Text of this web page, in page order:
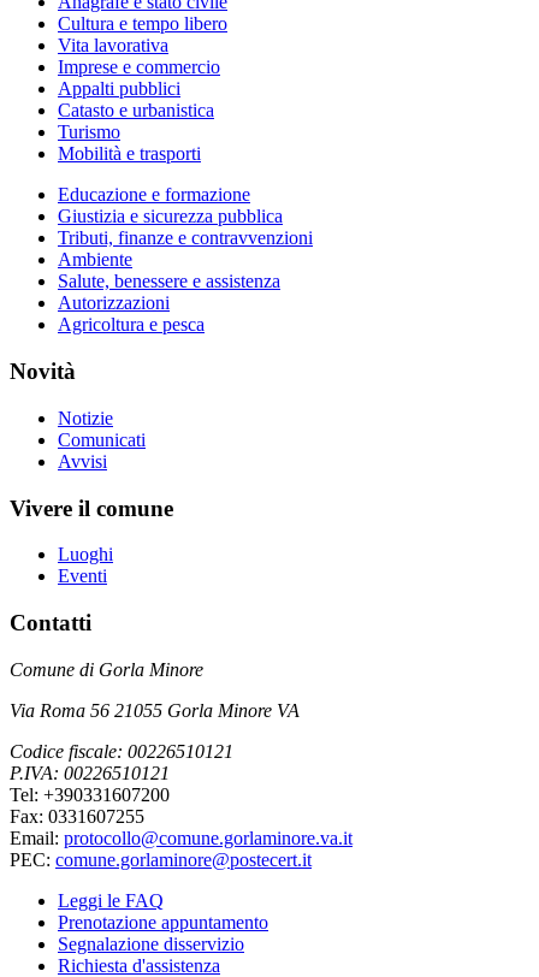
Cultura e tempo libero
Vita lavorativa
Imprese e commercio
Appalti pubblici
Catasto e urbanistica
Turismo
Mobilità e trasporti
Educazione e formazione
Giustizia e sicurezza pubblica
Tributi, finanze e contravvenzioni
Ambiente
Salute, benessere e assistenza
Autorizzazioni
Agricoltura e pesca
Novità
Notizie
Comunicati
Avvisi
Vivere il comune
Luoghi
Eventi
Contatti
Comune di Gorla Minore
Via Roma 56 21055 Gorla Minore VA
Codice fiscale: 00226510121
P.IVA: 00226510121
Tel: +390331607200
Fax: 0331607255
Email: protocollo@comune.gorlaminore.va.it
PEC: comune.gorlaminore@postecert.it
Leggi le FAQ
Prenotazione appuntamento
Segnalazione disservizio
Richiesta d'assistenza